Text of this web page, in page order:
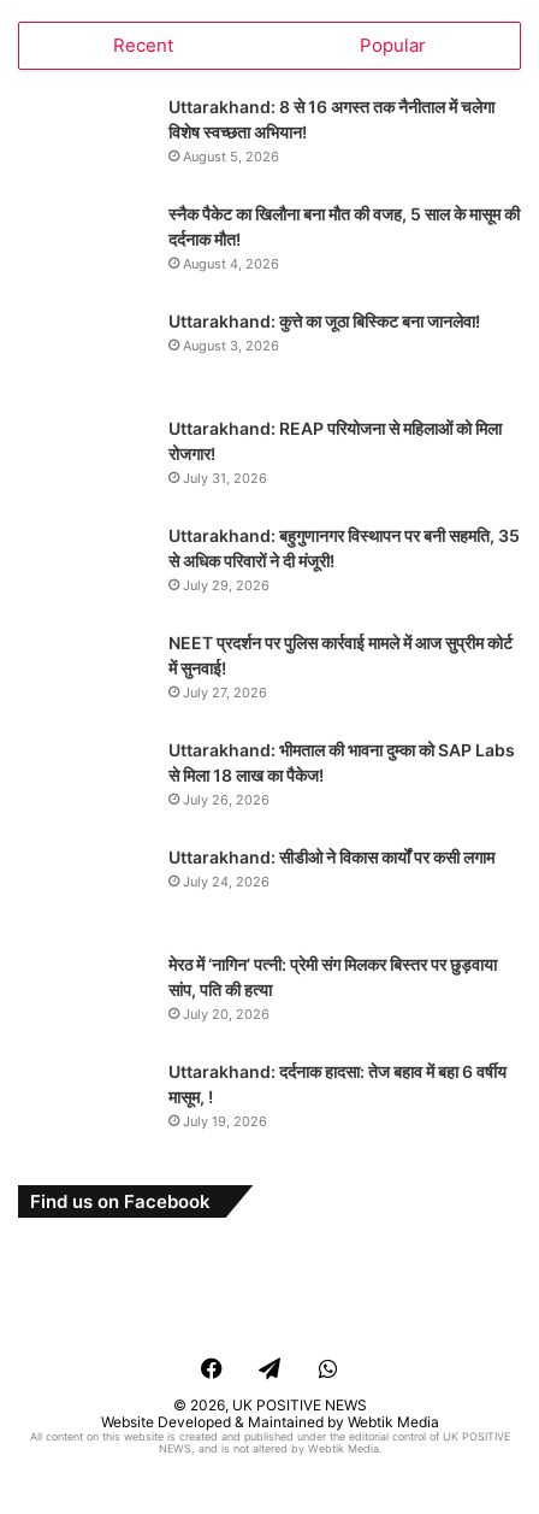
Recent Popular
Uttarakhand: 8 से 16 अगस्त तक नैनीताल में चलेगा
विशेष स्वच्छता अभियान!
August 5, 2026
स्नैक पैकेट का खिलौना बना मौत की वजह, 5 साल के मासूम की
दर्दनाक मौत!
August 4, 2026
Uttarakhand: कुत्ते का जूठा बिस्किट बना जानलेवा!
August 3, 2026
Uttarakhand: REAP परियोजना से महिलाओं को मिला
रोजगार!
July 31, 2026
Uttarakhand: बहुगुणानगर विस्थापन पर बनी सहमति, 35
से अधिक परिवारों ने दी मंजूरी!
July 29, 2026
NEET प्रदर्शन पर पुलिस कार्रवाई मामले में आज सुप्रीम कोर्ट
में सुनवाई!
July 27, 2026
Uttarakhand: भीमताल की भावना दुम्का को SAP Labs
से मिला 18 लाख का पैकेज!
July 26, 2026
Uttarakhand: सीडीओ ने विकास कार्यों पर कसी लगाम
July 24, 2026
मेरठ में ‘नागिन’ पत्नी: प्रेमी संग मिलकर बिस्तर पर छुड़वाया
सांप, पति की हत्या
July 20, 2026
Uttarakhand: दर्दनाक हादसा: तेज बहाव में बहा 6 वर्षीय
मासूम, !
July 19, 2026
Find us on Facebook
FacebookTelegramWhatsApp
© 2026, UK POSITIVE NEWS
Website Developed & Maintained by Webtik Media
All content on this website is created and published under the editorial control of UK POSITIVE
NEWS, and is not altered by Webtik Media.